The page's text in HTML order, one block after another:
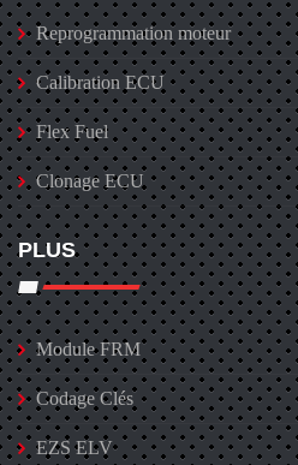
Reprogrammation moteur
Calibration ECU
Flex Fuel
Clonage ECU
PLUS
Module FRM
Codage Clés
EZS ELV